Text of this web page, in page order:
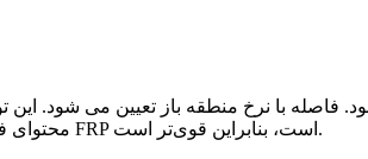
محتوای فایبر گلاس بیشتری در مقایسه با گریتینگ قالب‌گیری FRP است، بنابراین قوی‌تر است.